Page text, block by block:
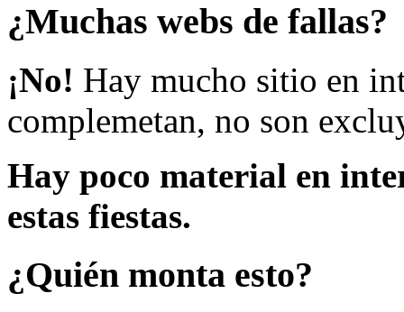
¿Muchas webs de fallas?
¡No! Hay mucho sitio en
complemetan, no son
Hay poco material en
estas fiestas.
¿Quién monta esto?